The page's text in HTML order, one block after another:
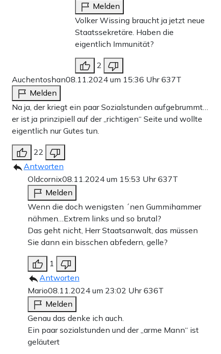
Melden
Volker Wissing braucht ja jetzt neue
Staatssekretäre. Haben die
eigentlich Immunität?
2
Auchentoshan08.11.2024 um 15:36 Uhr637T
Melden
Na ja, der kriegt ein paar Sozialstunden aufgebrummt…
er ist ja prinzipiell auf der „richtigen“ Seite und wollte
eigentlich nur Gutes tun.
22
Antworten
Oldcornix08.11.2024 um 15:53 Uhr637T
Melden
Wenn die doch wenigsten ´nen Gummihammer
nähmen…Extrem links und so brutal?
Das geht nicht, Herr Staatsanwalt, das müssen
Sie dann ein bisschen abfedern, gelle?
1
Antworten
Mario08.11.2024 um 23:02 Uhr636T
Melden
Genau das denke ich auch.
Ein paar sozialstunden und der „arme Mann“ ist
geläutert